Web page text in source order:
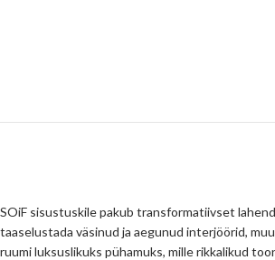
SOiF sisustuskile pakub transformatiivset
taaselustada väsinud ja aegunud interjöörid,
ruumi luksuslikuks pühamuks, mille rikkalikud